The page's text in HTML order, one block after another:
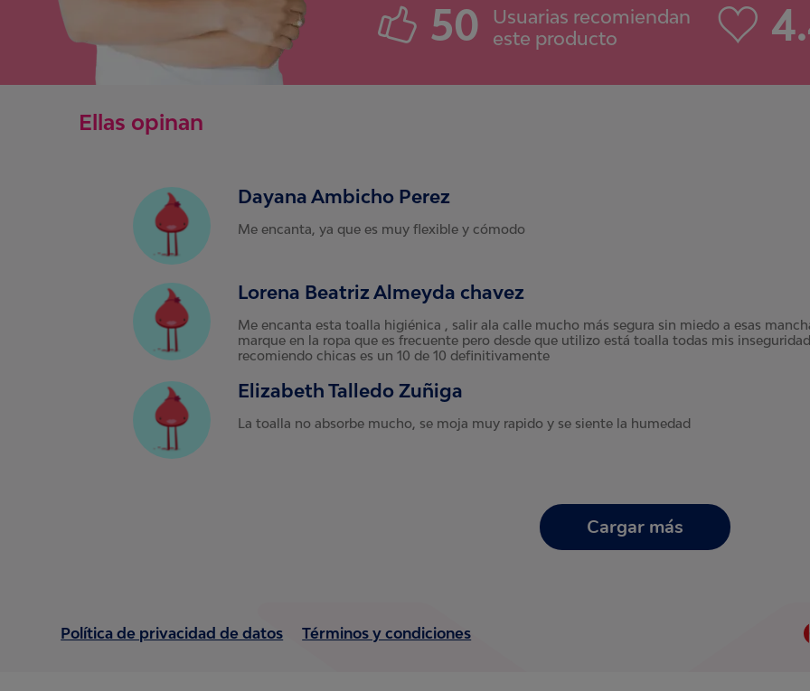
50
Usuarias recomiendan
este producto
Ellas opinan
Dayana Ambicho Perez
Me encanta, ya que es muy flexible y cómodo
Lorena Beatriz Almeyda chavez
Me encanta esta toalla higiénica , salir ala calle mucho más segura sin miedo a esas
marque en la ropa que es frecuente pero desde que utilizo está toalla todas mis
recomiendo chicas es un 10 de 10 definitivamente
Elizabeth Talledo Zuñiga
La toalla no absorbe mucho, se moja muy rapido y se siente la humedad
Cargar más
Política de privacidad de datos Términos y condiciones